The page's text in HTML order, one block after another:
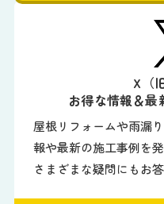
X（
お得な情報＆最
屋根リフォームや雨漏
報や最新の施工事例を発
さまざまな疑問にもお